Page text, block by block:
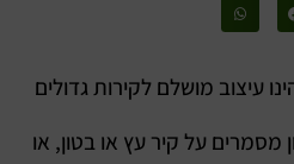
על קיר עץ או בטון, או